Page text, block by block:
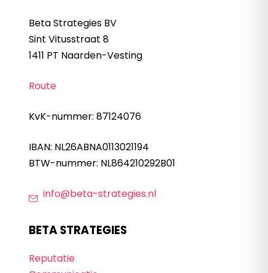
Beta Strategies BV
Sint Vitusstraat 8
1411 PT Naarden-Vesting
Route
KvK-nummer: 87124076
IBAN: NL26ABNA0113021194
BTW-nummer: NL864210292B01
info@beta-strategies.nl
BETA STRATEGIES
Reputatie